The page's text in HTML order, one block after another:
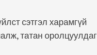
сэтгэл харамгүй
татан оролцуулдаг